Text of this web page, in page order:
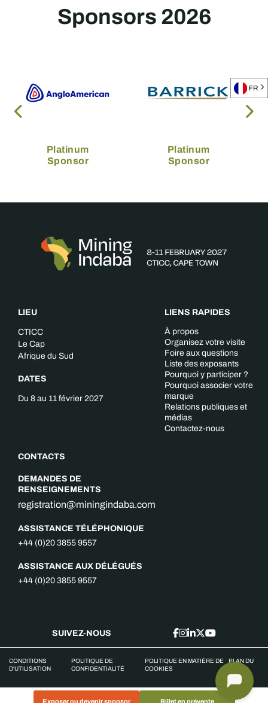
Sponsors 2026
Platinum
Sponsor
Platinum
Sponsor
LIEU
CTICC
Le Cap
Afrique du Sud
DATES
Du 8 au 11 février 2027
CONTACTS
DEMANDES DE
RENSEIGNEMENTS
registration@miningindaba.com
ASSISTANCE TÉLÉPHONIQUE
+44 (0)20 3855 9557
ASSISTANCE AUX DÉLÉGUÉS
+44 (0)20 3855 9557
LIENS RAPIDES
À propos
Organisez votre visite
Foire aux questions
Liste des exposants
Pourquoi y participer ?
Pourquoi associer votre
marque
Relations publiques et
médias
Contactez-nous
SUIVEZ-NOUS
CONDITIONS
D'UTILISATION
POLITIQUE DE
CONFIDENTIALITÉ
POLITIQUE EN MATIÈRE DE
COOKIES
PLAN DU
FR